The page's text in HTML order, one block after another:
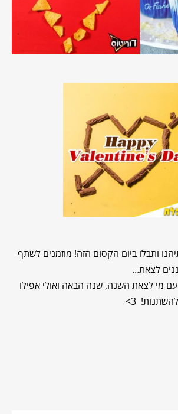
ותבלו ביום הקסום הזה! מוזמנים לשתף
לצאת…
עם מי לצאת השנה, שנה הבאה ואולי אפילו
3>